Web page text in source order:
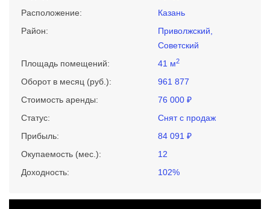
Расположение:
Казань
Район:
Приволжский,
Советский
Площадь помещений:
41 м2
Оборот в месяц (руб.):
961 877
Стоимость аренды:
76 000 ₽
Статус:
Снят с продаж
Прибыль:
84 091 ₽
Окупаемость (мес.):
12
Доходность:
102%